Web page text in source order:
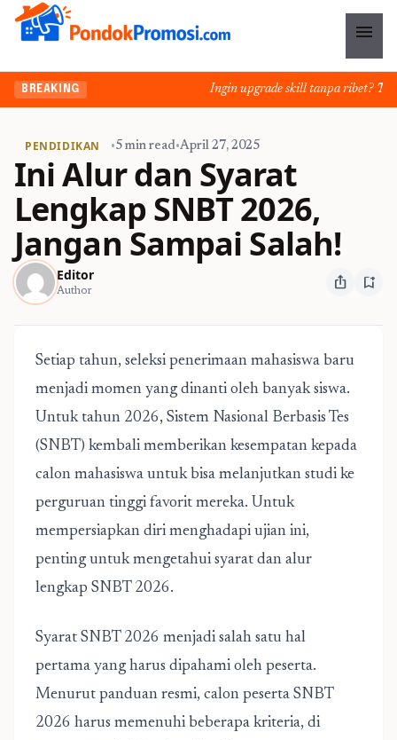
menu
BREAKING Ingin upgrade skill tanpa ribet?
PENDIDIKAN •5 min read•April 27, 2025
Ini Alur dan Syarat
Lengkap SNBT 2026,
Jangan Sampai Salah!
Editor
Author ios_share bookmark_add
Setiap tahun, seleksi penerimaan mahasiswa baru
menjadi momen yang dinanti oleh banyak siswa.
Untuk tahun 2026, Sistem Nasional Berbasis Tes
(SNBT) kembali memberikan kesempatan kepada
calon mahasiswa untuk bisa melanjutkan studi ke
perguruan tinggi favorit mereka. Untuk
mempersiapkan diri menghadapi ujian ini,
penting untuk mengetahui syarat dan alur
lengkap SNBT 2026.
Syarat SNBT 2026 menjadi salah satu hal
pertama yang harus dipahami oleh peserta.
Menurut panduan resmi, calon peserta SNBT
2026 harus memenuhi beberapa kriteria, di